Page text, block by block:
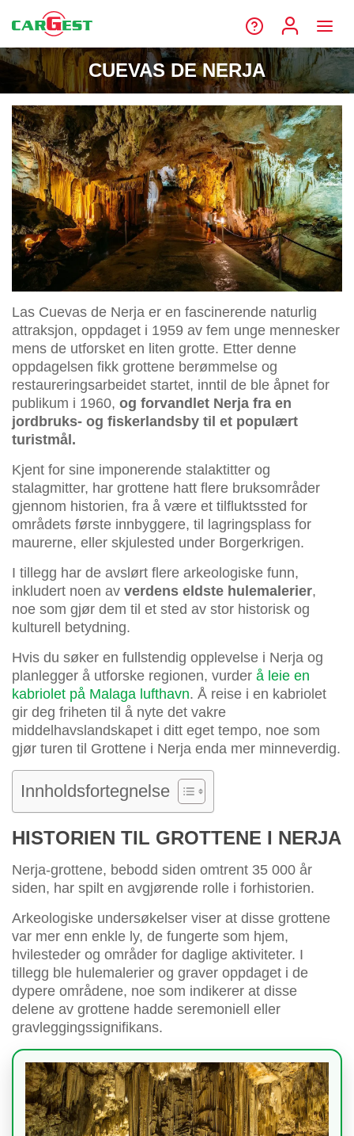
CUEVAS DE NERJA
Las Cuevas de Nerja er en fascinerende naturlig
attraksjon, oppdaget i 1959 av fem unge mennesker
mens de utforsket en liten grotte. Etter denne
oppdagelsen fikk grottene berømmelse og
restaureringsarbeidet startet, inntil de ble åpnet for
publikum i 1960, og forvandlet Nerja fra en
jordbruks- og fiskerlandsby til et populært
turistmål.
Kjent for sine imponerende stalaktitter og
stalagmitter, har grottene hatt flere bruksområder
gjennom historien, fra å være et tilfluktssted for
områdets første innbyggere, til lagringsplass for
maurerne, eller skjulested under Borgerkrigen.
I tillegg har de avslørt flere arkeologiske funn,
inkludert noen av verdens eldste hulemalerier,
noe som gjør dem til et sted av stor historisk og
kulturell betydning.
Hvis du søker en fullstendig opplevelse i Nerja og
planlegger å utforske regionen, vurder å leie en
kabriolet på Malaga lufthavn. Å reise i en kabriolet
gir deg friheten til å nyte det vakre
middelhavslandskapet i ditt eget tempo, noe som
gjør turen til Grottene i Nerja enda mer minneverdig.
Innholdsfortegnelse
HISTORIEN TIL GROTTENE I NERJA
Nerja-grottene, bebodd siden omtrent 35 000 år
siden, har spilt en avgjørende rolle i forhistorien.
Arkeologiske undersøkelser viser at disse grottene
var mer enn enkle ly, de fungerte som hjem,
hvilesteder og områder for daglige aktiviteter. I
tillegg ble hulemalerier og graver oppdaget i de
dypere områdene, noe som indikerer at disse
delene av grottene hadde seremoniell eller
gravleggingssignifikans.